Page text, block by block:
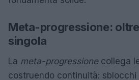
Meta-progressione:
singola
La meta-progressionecollega
costruendo continuità: sblocchi